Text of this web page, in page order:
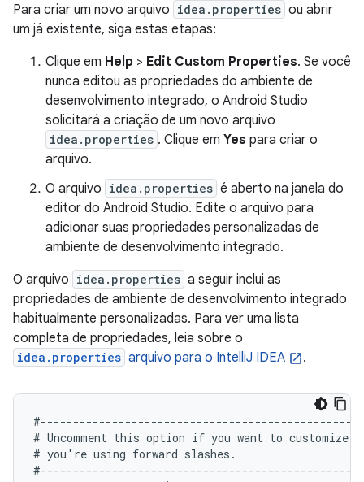
Para criar um novo arquivo idea.properties ou abrir
um já existente, siga estas etapas:
Clique em Help > Edit Custom Properties. Se você
nunca editou as propriedades do ambiente de
desenvolvimento integrado, o Android Studio
solicitará a criação de um novo arquivo
idea.properties . Clique em Yes para criar o
arquivo.
O arquivo idea.properties é aberto na janela do
editor do Android Studio. Edite o arquivo para
adicionar suas propriedades personalizadas de
ambiente de desenvolvimento integrado.
O arquivo idea.properties a seguir inclui as
propriedades de ambiente de desenvolvimento integrado
habitualmente personalizadas. Para ver uma lista
completa de propriedades, leia sobre o
idea.properties arquivo para o IntelliJ IDEA .
# Uncomment this option if you want to
# you're using forward slashes.